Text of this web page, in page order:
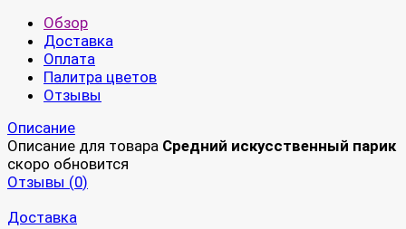
Обзор
Доставка
Оплата
Палитра цветов
Отзывы
Описание
Описание для товара Средний искусственный парик
скоро обновится
Отзывы (0)
Доставка